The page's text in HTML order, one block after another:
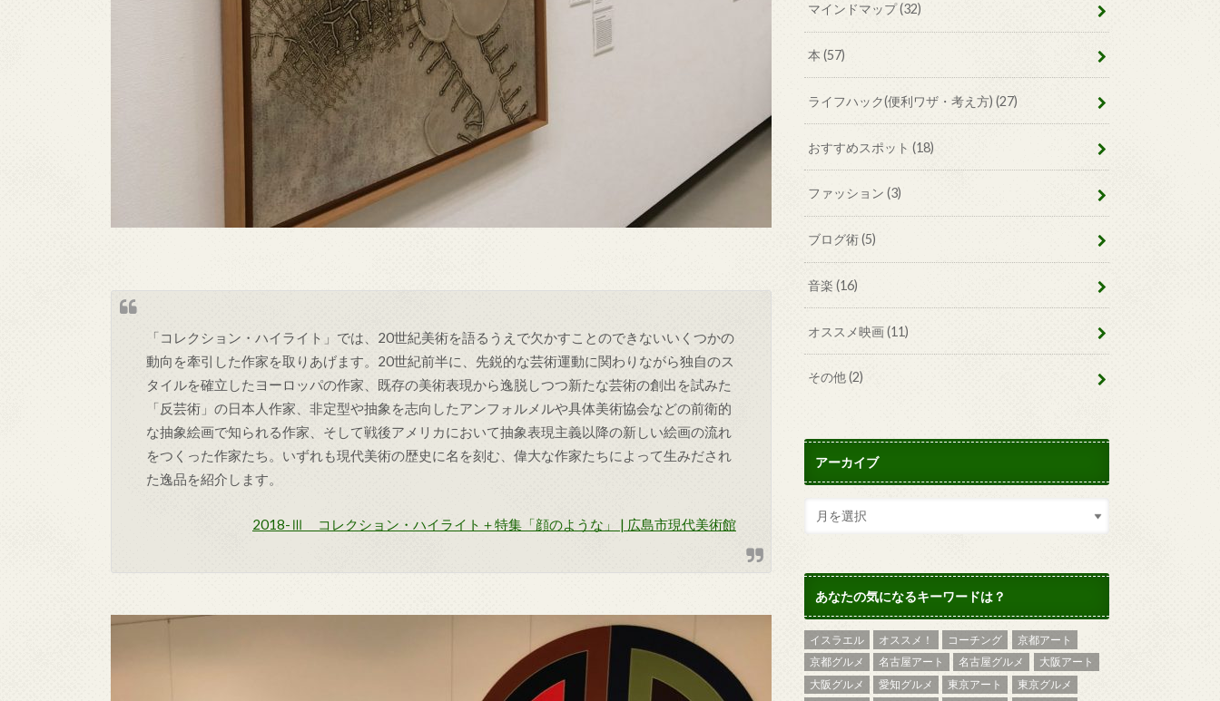
「コレクション・ハイライト」では、20世紀美術を語るうえで欠かすことのできないいくつかの
動向を牽引した作家を取りあげます。20世紀前半に、先鋭的な芸術運動に関わりながら独自のス
タイルを確立したヨーロッパの作家、既存の美術表現から逸脱しつつ新たな芸術の創出を試みた
「反芸術」の日本人作家、非定型や抽象を志向したアンフォルメルや具体美術協会などの前衛的
な抽象絵画で知られる作家、そして戦後アメリカにおいて抽象表現主義以降の新しい絵画の流れ
をつくった作家たち。いずれも現代美術の歴史に名を刻む、偉大な作家たちによって生みだされ
た逸品を紹介します。
2018-Ⅲ コレクション・ハイライト＋特集「顔のような」 | 広島市現代美術館
マインドマップ(32)
本(57)
ライフハック(便利ワザ・考え方)(27)
おすすめスポット(18)
ファッション(3)
ブログ術(5)
音楽(16)
オススメ映画(11)
その他(2)
アーカイブ
あなたの気になるキーワードは？
イスラエル オススメ！ コーチング
京都アート
京都グルメ
名古屋アート 名古屋グルメ
大阪アート
大阪グルメ
愛知グルメ 東京アート
東京グルメ